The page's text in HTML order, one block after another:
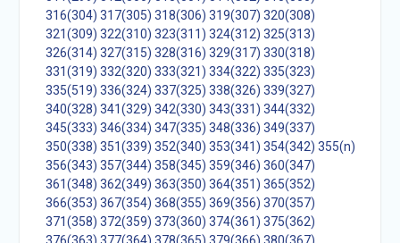
316(304) 317(305) 318(306) 319(307) 320(308)
321(309) 322(310) 323(311) 324(312) 325(313)
326(314) 327(315) 328(316) 329(317) 330(318)
331(319) 332(320) 333(321) 334(322) 335(323)
335(519) 336(324) 337(325) 338(326) 339(327)
340(328) 341(329) 342(330) 343(331) 344(332)
345(333) 346(334) 347(335) 348(336) 349(337)
350(338) 351(339) 352(340) 353(341) 354(342) 355(n)
356(343) 357(344) 358(345) 359(346) 360(347)
361(348) 362(349) 363(350) 364(351) 365(352)
366(353) 367(354) 368(355) 369(356) 370(357)
371(358) 372(359) 373(360) 374(361) 375(362)